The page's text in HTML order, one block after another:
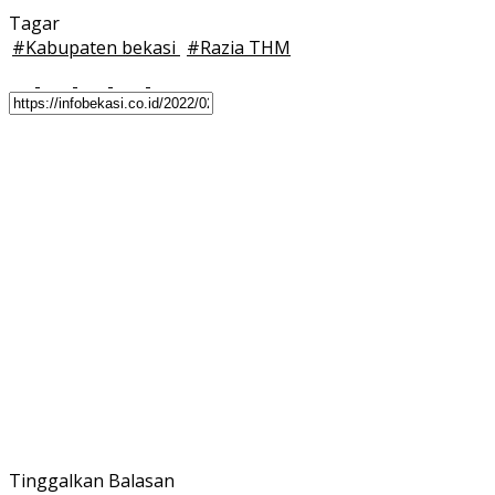
Tagar
#Kabupaten bekasi #Razia THM
Tinggalkan Balasan